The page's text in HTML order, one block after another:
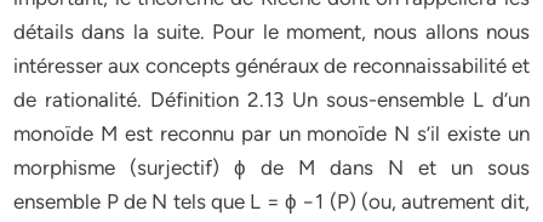
détails dans la suite. Pour le moment, nous allons nous
intéresser aux concepts généraux de reconnaissabilité et
de rationalité. Définition 2.13 Un sous-ensemble L d’un
monoïde M est reconnu par un monoïde N s’il existe un
morphisme (surjectif) ϕ de M dans N et un sous
ensemble P de N tels que L = ϕ −1 (P) (ou, autrement dit,